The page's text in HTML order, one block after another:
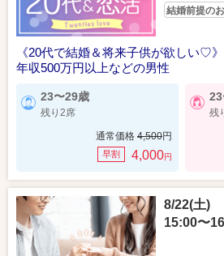
結婚前提の
《20代で結婚＆将来子供が欲しい♡》
年収500万円以上などの男性
23〜29歳
残り2席
通常価格 4,500円
早割 4,000円
残
8/22(土)
15:00〜